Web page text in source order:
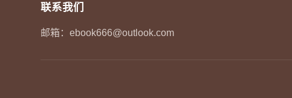
联系我们
邮箱：ebook666@outlook.com